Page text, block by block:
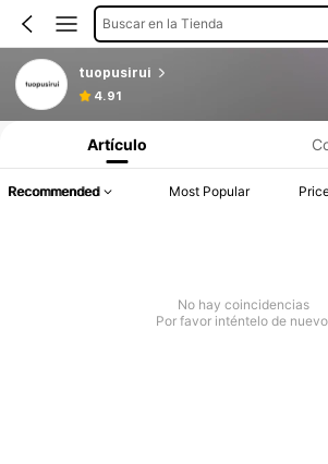
Buscar en la Tienda
tuopusirui
4.91
Artículo
Recommended Most Popular
No hay coincidencias
Por favor inténtelo de